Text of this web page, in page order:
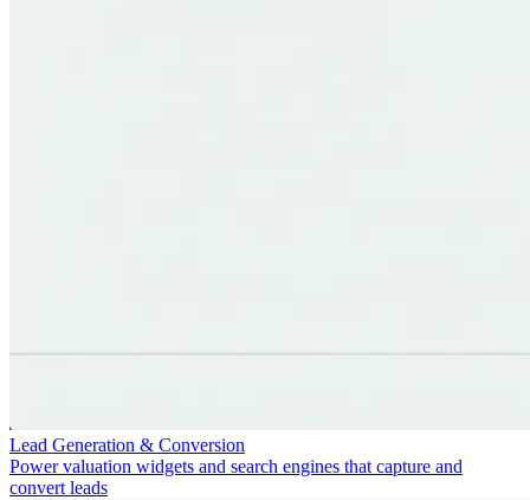
Lead Generation & Conversion
Power valuation widgets and search engines that capture and
convert leads